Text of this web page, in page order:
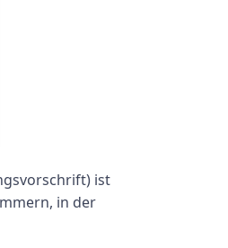
ist
in der